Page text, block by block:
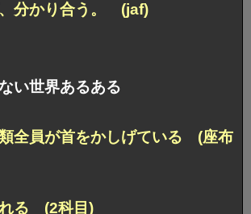
分かり合う。 (jaf)
い世界あるある
全員が首をかしげている (座布
る (2科目)